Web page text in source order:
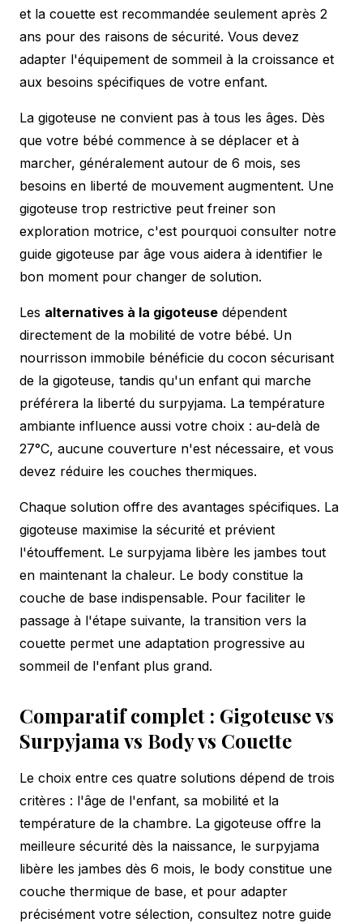
et la couette est recommandée seulement après 2
ans pour des raisons de sécurité. Vous devez
adapter l'équipement de sommeil à la croissance et
aux besoins spécifiques de votre enfant.
La gigoteuse ne convient pas à tous les âges. Dès
que votre bébé commence à se déplacer et à
marcher, généralement autour de 6 mois, ses
besoins en liberté de mouvement augmentent. Une
gigoteuse trop restrictive peut freiner son
exploration motrice, c'est pourquoi consulter notre
guide gigoteuse par âge vous aidera à identifier le
bon moment pour changer de solution.
Les alternatives à la gigoteuse dépendent
directement de la mobilité de votre bébé. Un
nourrisson immobile bénéficie du cocon sécurisant
de la gigoteuse, tandis qu'un enfant qui marche
préférera la liberté du surpyjama. La température
ambiante influence aussi votre choix : au-delà de
27°C, aucune couverture n'est nécessaire, et vous
devez réduire les couches thermiques.
Chaque solution offre des avantages spécifiques. La
gigoteuse maximise la sécurité et prévient
l'étouffement. Le surpyjama libère les jambes tout
en maintenant la chaleur. Le body constitue la
couche de base indispensable. Pour faciliter le
passage à l'étape suivante, la transition vers la
couette permet une adaptation progressive au
sommeil de l'enfant plus grand.
Comparatif complet : Gigoteuse vs
Surpyjama vs Body vs Couette
Le choix entre ces quatre solutions dépend de trois
critères : l'âge de l'enfant, sa mobilité et la
température de la chambre. La gigoteuse offre la
meilleure sécurité dès la naissance, le surpyjama
libère les jambes dès 6 mois, le body constitue une
couche thermique de base, et pour adapter
précisément votre sélection, consultez notre guide